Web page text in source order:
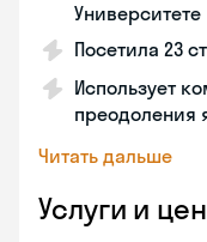
Университете
Посетила 23
Использует
преодоления
Читать дальше
Услуги и